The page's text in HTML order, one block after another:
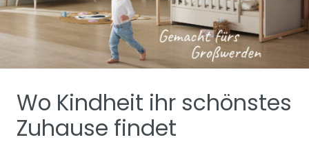
Wo Kindheit ihr schönstes
Zuhause findet